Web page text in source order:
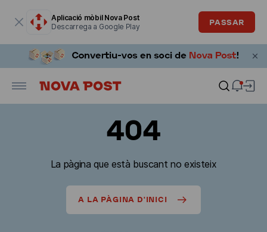
Aplicació mòbil Nova Post
Descarrega a Google Play
PASSAR
404
La pàgina que està buscant no existeix
A LA PÀGINA D'INICI